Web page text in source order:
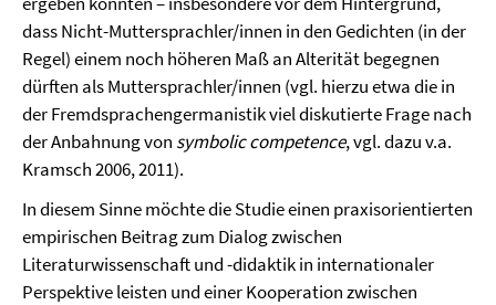
dass Nicht-Muttersprachler/innen in den Gedichten (in der
Regel) einem noch höheren Maß an Alterität begegnen
dürften als Muttersprachler/innen (vgl. hierzu etwa die in
der Fremdsprachengermanistik viel diskutierte Frage nach
der Anbahnung von symbolic competence, vgl. dazu v.a.
Kramsch 2006, 2011).
In diesem Sinne möchte die Studie einen praxisorientierten
empirischen Beitrag zum Dialog zwischen
Literaturwissenschaft und -didaktik in internationaler
Perspektive leisten und einer Kooperation zwischen